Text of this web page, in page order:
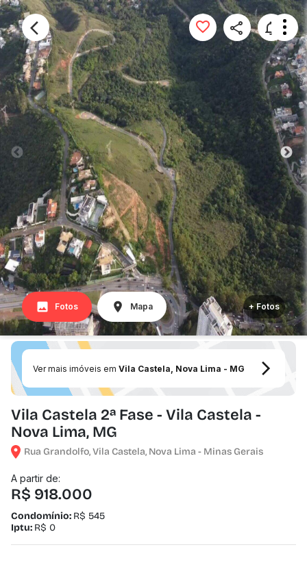
Fotos Mapa + Fotos
Ver mais imóveis em Vila Castela, Nova Lima - MG
Vila Castela 2ª Fase - Vila Castela -
Nova Lima, MG
Rua Grandolfo, Vila Castela, Nova Lima - Minas Gerais
A partir de:
R$ 918.000
Condomínio: R$ 545
Iptu: R$ 0